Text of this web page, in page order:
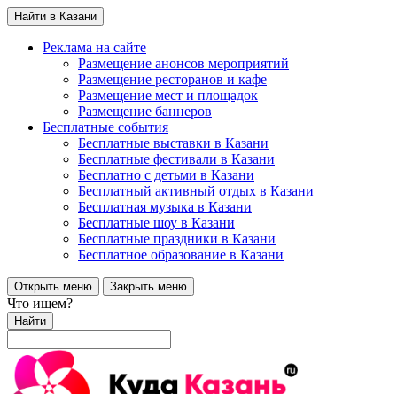
Найти в Казани
Реклама на сайте
Размещение анонсов мероприятий
Размещение ресторанов и кафе
Размещение мест и площадок
Размещение баннеров
Бесплатные события
Бесплатные выставки в Казани
Бесплатные фестивали в Казани
Бесплатно с детьми в Казани
Бесплатный активный отдых в Казани
Бесплатная музыка в Казани
Бесплатные шоу в Казани
Бесплатные праздники в Казани
Бесплатное образование в Казани
Открыть меню Закрыть меню
Что ищем?
Найти